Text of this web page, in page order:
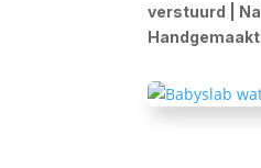
verstuurd |
Handgemaakt